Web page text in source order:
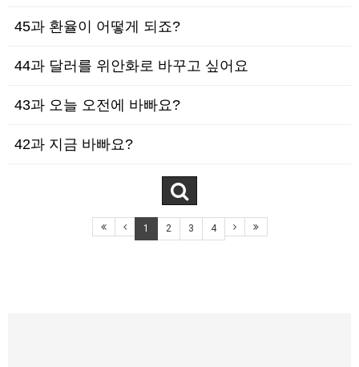
45과 환율이 어떻게 되죠?
44과 달러를 위안화로 바꾸고 싶어요
43과 오늘 오전에 바빠요?
42과 지금 바빠요?
1 2 3 4